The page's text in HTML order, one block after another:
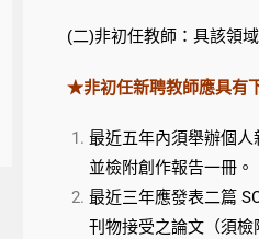
(二)非初任教師：具該領
★非初任新聘教師應具有
最近五年內須舉辦個
並檢附創作報告一冊。
最近三年應發表二篇
刊物接受之論文（須